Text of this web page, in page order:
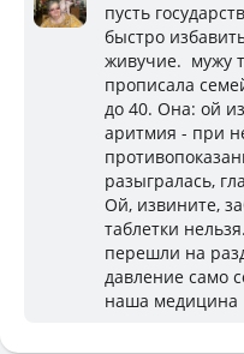
пусть
быстро
живучие. мужу
прописала
до 40. Она: ой
аритмия - при
разыгралась,
Ой, извините,
таблетки
перешли на
давление само
наша медицина